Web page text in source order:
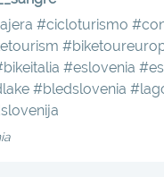
#cicloturismo
#eslovenia
#bledslovenia